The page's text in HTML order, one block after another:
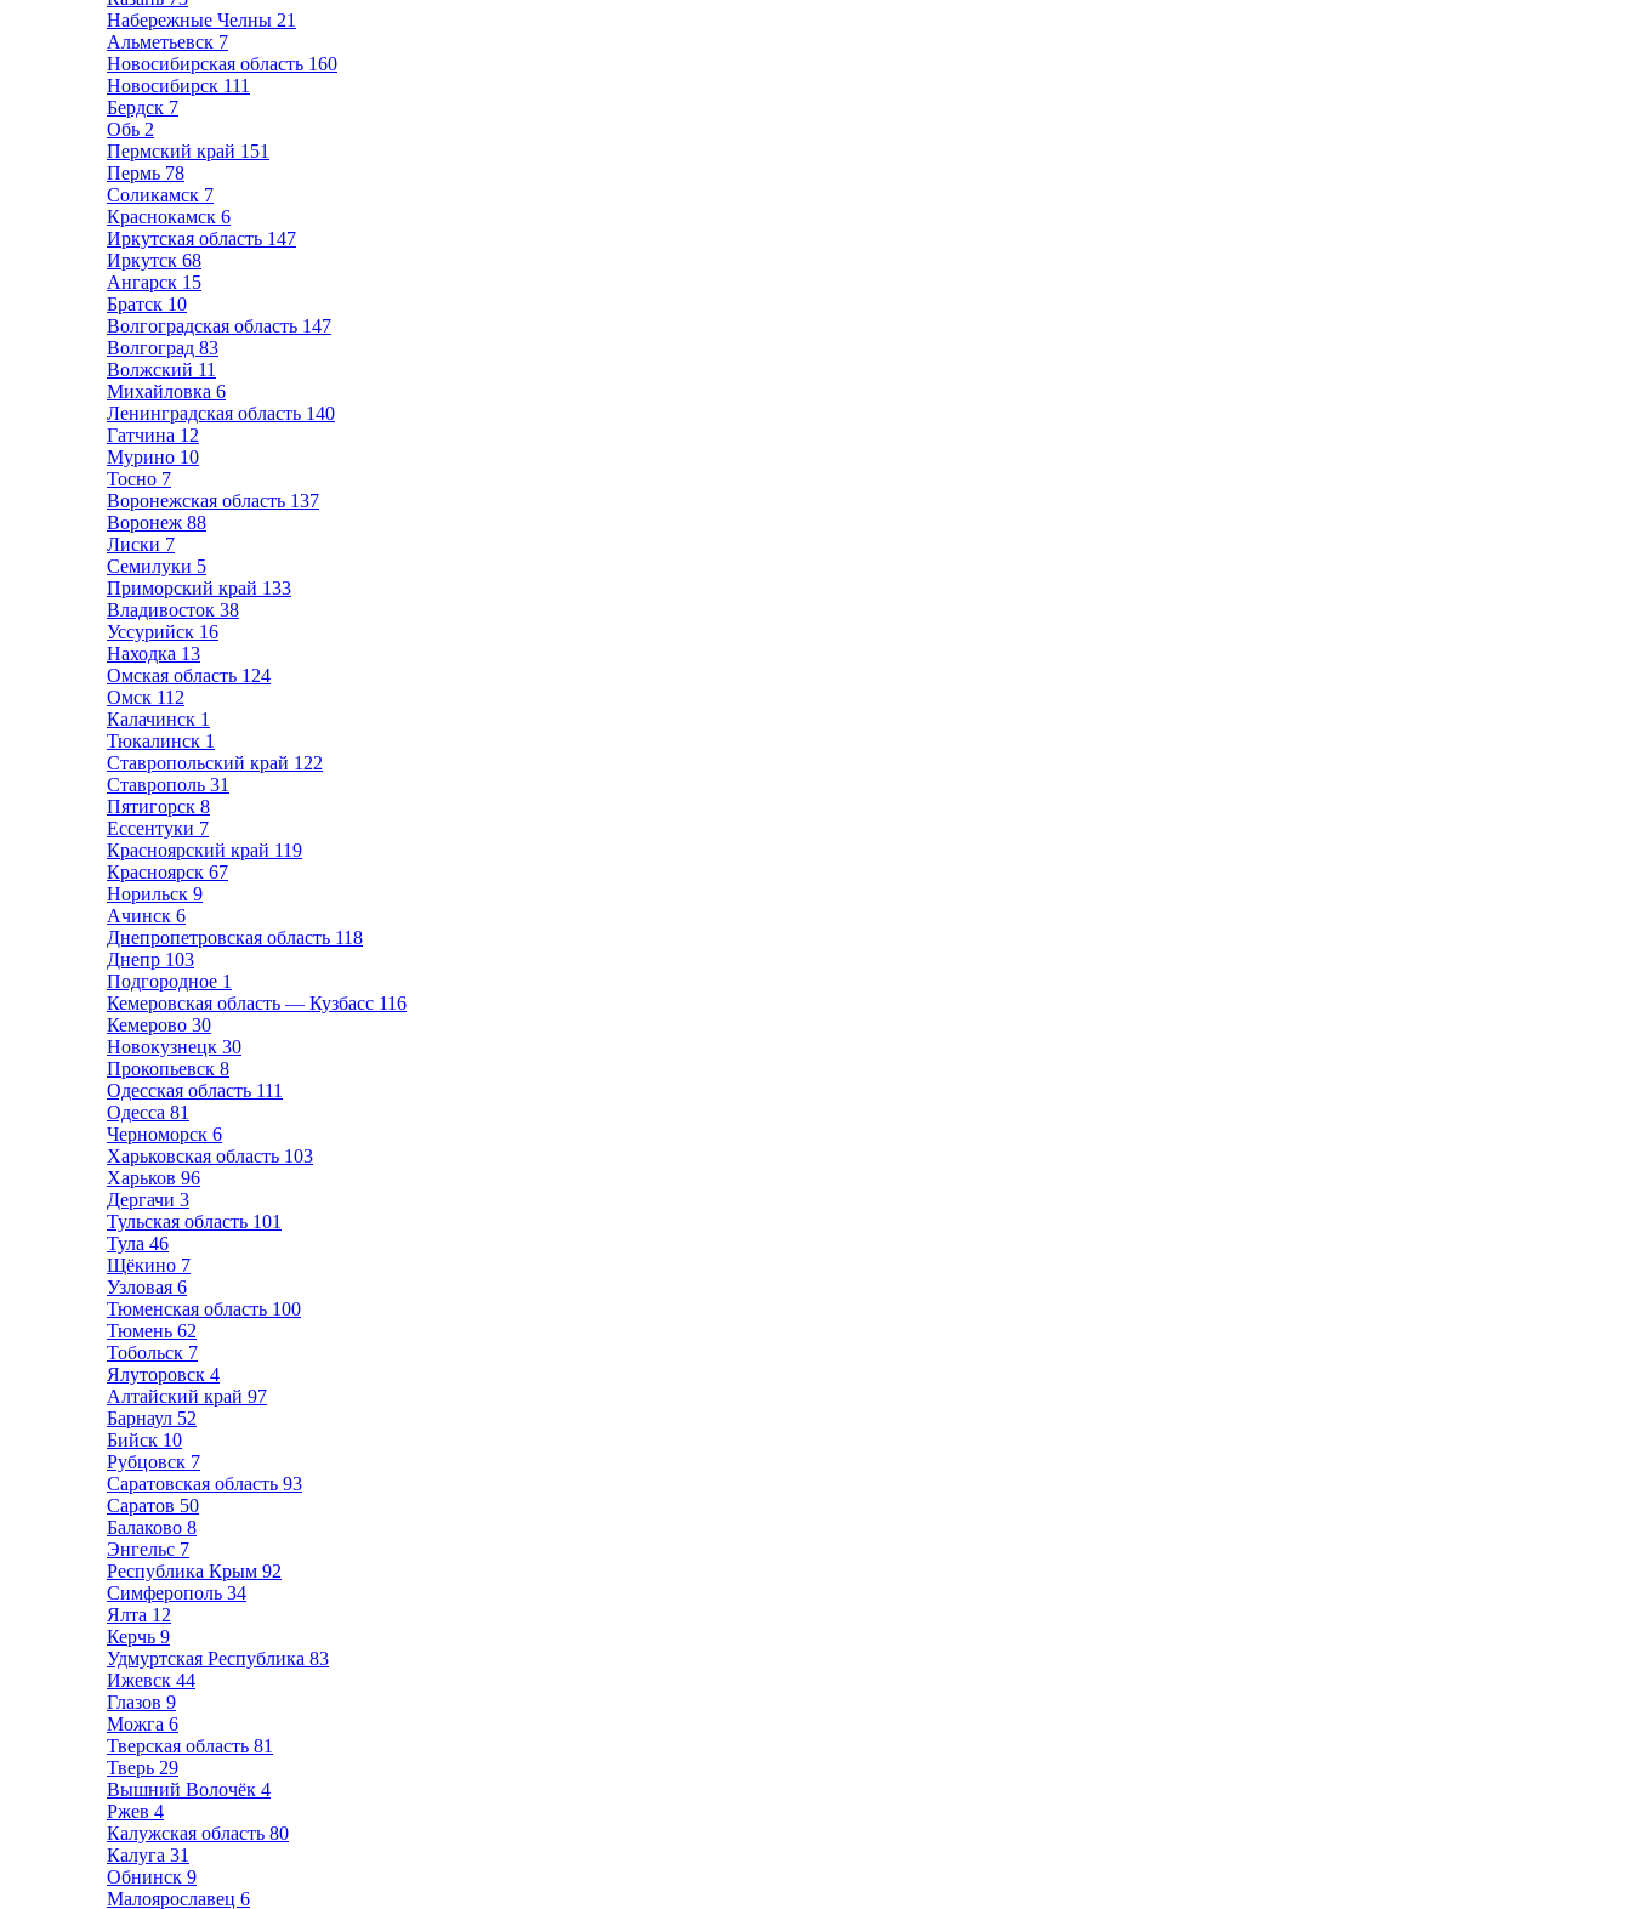
Набережные Челны 21
Альметьевск 7
Новосибирская область 160
Новосибирск 111
Бердск 7
Обь 2
Пермский край 151
Пермь 78
Соликамск 7
Краснокамск 6
Иркутская область 147
Иркутск 68
Ангарск 15
Братск 10
Волгоградская область 147
Волгоград 83
Волжский 11
Михайловка 6
Ленинградская область 140
Гатчина 12
Мурино 10
Тосно 7
Воронежская область 137
Воронеж 88
Лиски 7
Семилуки 5
Приморский край 133
Владивосток 38
Уссурийск 16
Находка 13
Омская область 124
Омск 112
Калачинск 1
Тюкалинск 1
Ставропольский край 122
Ставрополь 31
Пятигорск 8
Ессентуки 7
Красноярский край 119
Красноярск 67
Норильск 9
Ачинск 6
Днепропетровская область 118
Днепр 103
Подгородное 1
Кемеровская область — Кузбасс 116
Кемерово 30
Новокузнецк 30
Прокопьевск 8
Одесская область 111
Одесса 81
Черноморск 6
Харьковская область 103
Харьков 96
Дергачи 3
Тульская область 101
Тула 46
Щёкино 7
Узловая 6
Тюменская область 100
Тюмень 62
Тобольск 7
Ялуторовск 4
Алтайский край 97
Барнаул 52
Бийск 10
Рубцовск 7
Саратовская область 93
Саратов 50
Балаково 8
Энгельс 7
Республика Крым 92
Симферополь 34
Ялта 12
Керчь 9
Удмуртская Республика 83
Ижевск 44
Глазов 9
Можга 6
Тверская область 81
Тверь 29
Вышний Волочёк 4
Ржев 4
Калужская область 80
Калуга 31
Обнинск 9
Малоярославец 6